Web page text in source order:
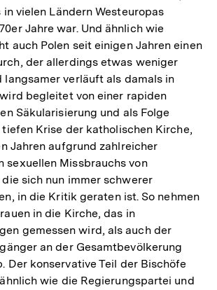
vielen Ländern Westeuropas
Jahre war. Und ähnlich wie
auch Polen seit einigen Jahren einen
der allerdings etwas weniger
langsamer verläuft als damals in
begleitet von einer rapiden
Säkularisierung und als Folge
tiefen Krise der katholischen Kirche,
Jahren aufgrund zahlreicher
sexuellen Missbrauchs von
sich nun immer schwerer
in die Kritik geraten ist. So nehmen
in die Kirche, das in
gemessen wird, als auch der
an der Gesamtbevölkerung
Der konservative Teil der Bischöfe
wie die Regierungspartei und